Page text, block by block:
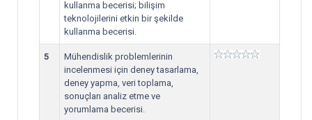
kullanma becerisi; bilişim
teknolojilerini etkin bir şekilde
kullanma becerisi.
5
Mühendislik problemlerinin
incelenmesi için deney tasarlama,
deney yapma, veri toplama,
sonuçları analiz etme ve
yorumlama becerisi.